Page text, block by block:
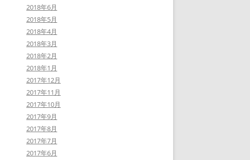
2018年6月
2018年5月
2018年4月
2018年3月
2018年2月
2018年1月
2017年12月
2017年11月
2017年10月
2017年9月
2017年8月
2017年7月
2017年6月